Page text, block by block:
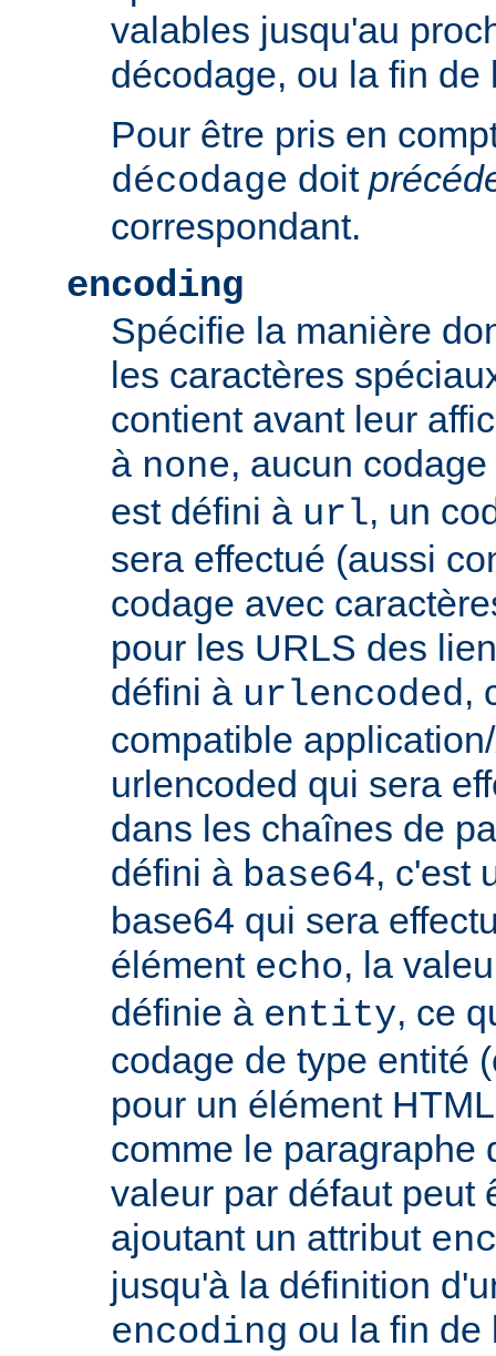
valables jusqu'au
décodage, ou la fin de
Pour être pris en
décodage doit
correspondant.
encoding
Spécifie la manière
les caractères
contient avant leur
à none, aucun
est défini à url, un
sera effectué (aussi
codage avec
pour les URLS des
défini à urlencoded,
compatible
urlencoded qui sera
dans les chaînes de
défini à base64, c'est
base64 qui sera
élément echo, la
définie à entity, ce
codage de type entité
pour un élément
comme le paragraphe
valeur par défaut peut
ajoutant un attribut
jusqu'à la définition
encoding ou la fin de